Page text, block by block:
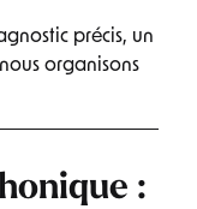
précis, un
organisons
: